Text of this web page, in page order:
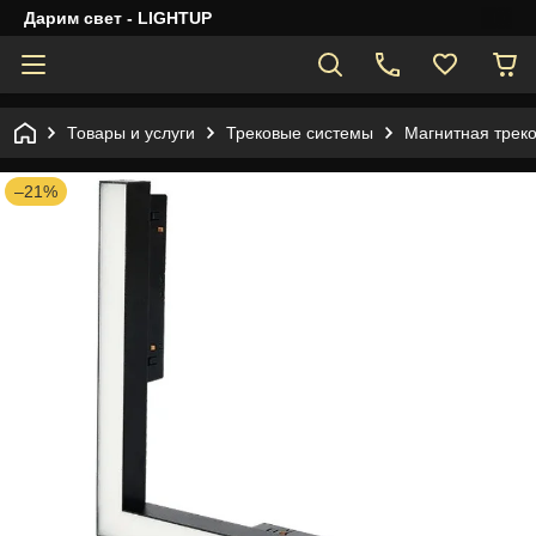
Дарим свет - LIGHTUP
Товары и услуги Трековые системы Магнитная
–21%